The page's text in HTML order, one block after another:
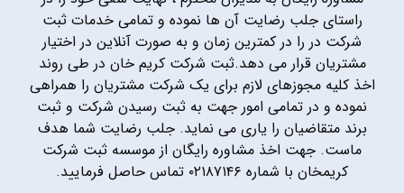
راستای جلب رضایت آن ها نموده و تمامی خدمات ثبت
شرکت در را در کمترین زمان و به صورت آنلاین در اختیار
مشتریان قرار می دهد.ثبت شرکت کریم خان در طی روند
اخذ کلیه مجوزهای لازم برای یک شرکت مشتریان را همراهی
نموده و در تمامی امور جهت به ثبت رسیدن شرکت و ثبت
برند متقاضیان را یاری می نماید. جلب رضایت شما هدف
ماست. جهت اخذ مشاوره رایگان از موسسه ثبت شرکت
کریمخان با شماره ۰۲۱۸۷۱۴۶ تماس حاصل فرمایید.